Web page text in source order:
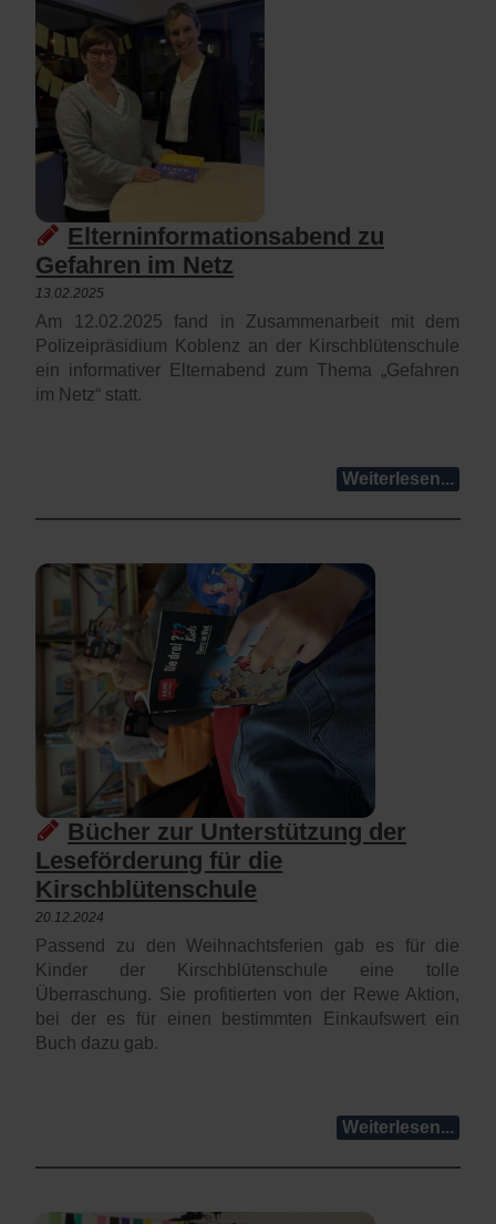
Elterninformationsabend zu
Gefahren im Netz
13.02.2025
Am 12.02.2025 fand in Zusammenarbeit mit dem
Polizeipräsidium Koblenz an der Kirschblütenschule
ein informativer Elternabend zum Thema „Gefahren
im Netz“ statt.
Weiterlesen...
Bücher zur Unterstützung der
Leseförderung für die
Kirschblütenschule
20.12.2024
Passend zu den Weihnachtsferien gab es für die
Kinder der Kirschblütenschule eine tolle
Überraschung. Sie profitierten von der Rewe Aktion,
bei der es für einen bestimmten Einkaufswert ein
Buch dazu gab.
Weiterlesen...